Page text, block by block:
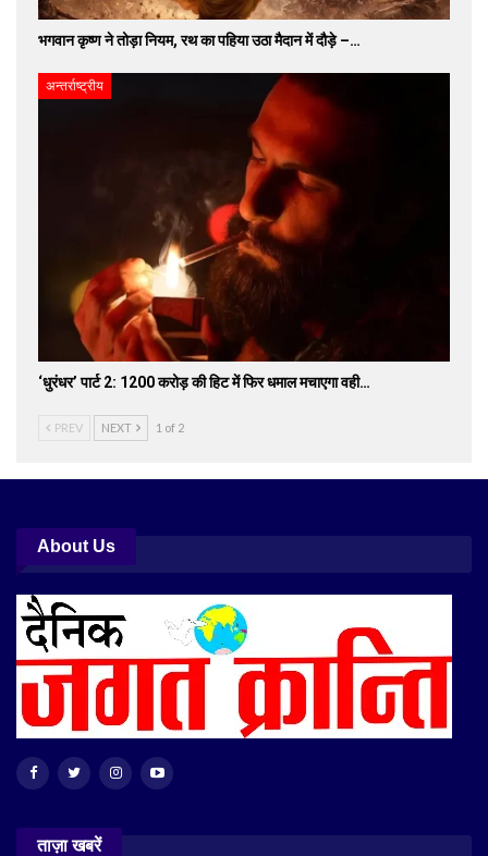
भगवान कृष्ण ने तोड़ा नियम, रथ का पहिया उठा मैदान में दौड़े –…
अन्तर्राष्ट्रीय
‘धुरंधर’ पार्ट 2: 1200 करोड़ की हिट में फिर धमाल मचाएगा वही…
PREV NEXT 1 of 2
About Us
ताज़ा खबरें